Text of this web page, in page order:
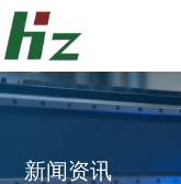
新闻资讯